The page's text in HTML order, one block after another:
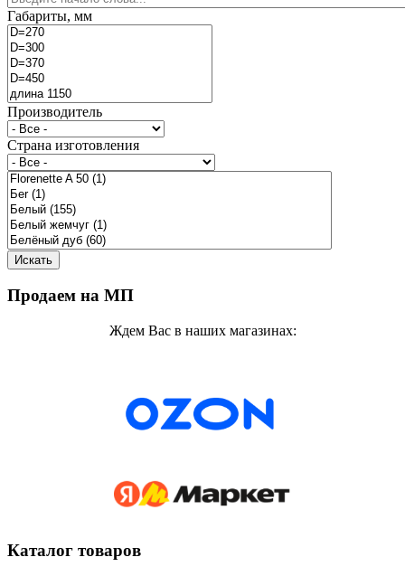
Габариты, мм
Производитель
Страна изготовления
Продаем на МП
Ждем Вас в наших магазинах:
Каталог товаров